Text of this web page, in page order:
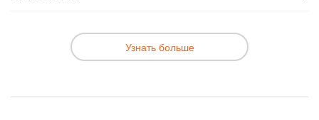
Узнать больше